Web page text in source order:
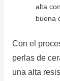
alta
buena
Con el
perlas de
una alta